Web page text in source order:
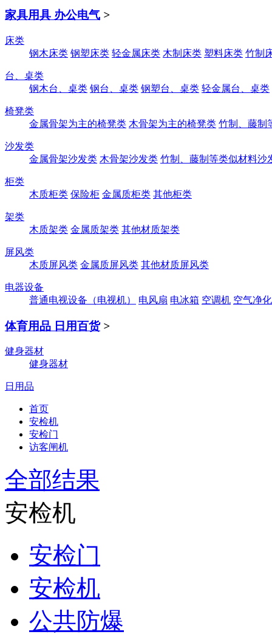
家具用具 办公电气 >
床类
钢木床类 钢塑床类 轻金属床类 木制床类 塑料床类 竹制
台、桌类
钢木台、桌类 钢台、桌类 钢塑台、桌类 轻金属台、桌类
椅凳类
金属骨架为主的椅凳类 木骨架为主的椅凳类 竹制、藤制
沙发类
金属骨架沙发类 木骨架沙发类 竹制、藤制等类似材料沙
柜类
木质柜类 保险柜 金属质柜类 其他柜类
架类
木质架类 金属质架类 其他材质架类
屏风类
木质屏风类 金属质屏风类 其他材质屏风类
电器设备
普通电视设备（电视机）
电风扇 电冰箱 空调机 空气净
体育用品 日用百货 >
健身器材
健身器材
日用品
首页
安检机
安检门
访客闸机
全部结果
安检机
安检门
安检机
公共防爆